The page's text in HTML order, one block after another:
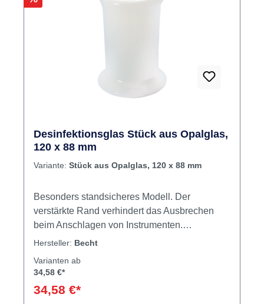
Desinfektionsglas Stück aus Opalglas,
120 x 88 mm
Variante: Stück aus Opalglas, 120 x 88 mm
Besonders standsicheres Modell. Der
verstärkte Rand verhindert das Ausbrechen
beim Anschlagen von Instrumenten.
Hersteller: Becht
Varianten ab
34,58 €*
34,58 €*